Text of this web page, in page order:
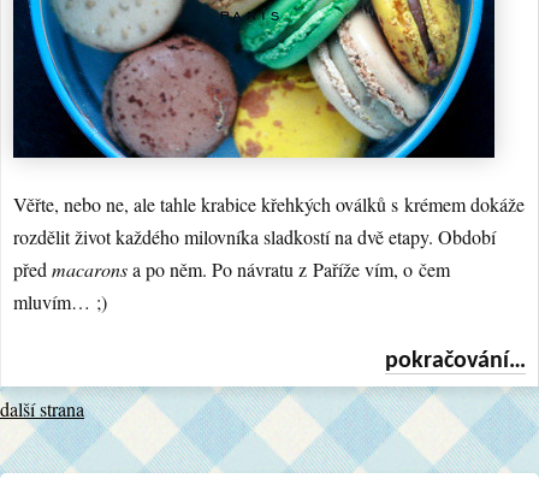
Věřte, nebo ne, ale tahle krabice křehkých oválků s krémem dokáže
rozdělit život každého milovníka sladkostí na dvě etapy. Období
před macaronsa po něm. Po návratu z Paříže vím, o čem
mluvím… ;)
pokračování…
další strana